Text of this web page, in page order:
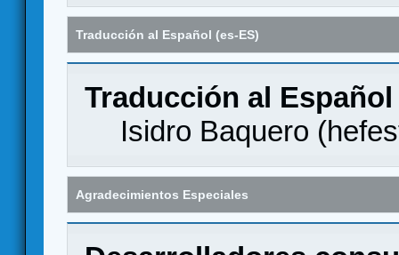
Traducción al Español (es-ES)
Traducción al Español
Isidro Baquero (
Agradecimientos Especiales